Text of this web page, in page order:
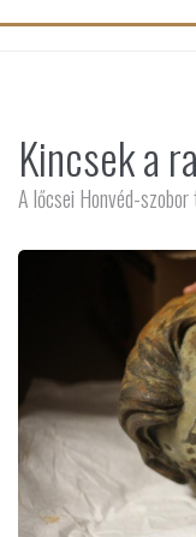
Kincsek a
A lőcsei Honvéd-